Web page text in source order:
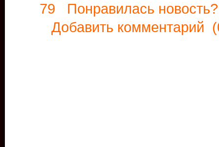
79 Понравилась
Добавить комментарий